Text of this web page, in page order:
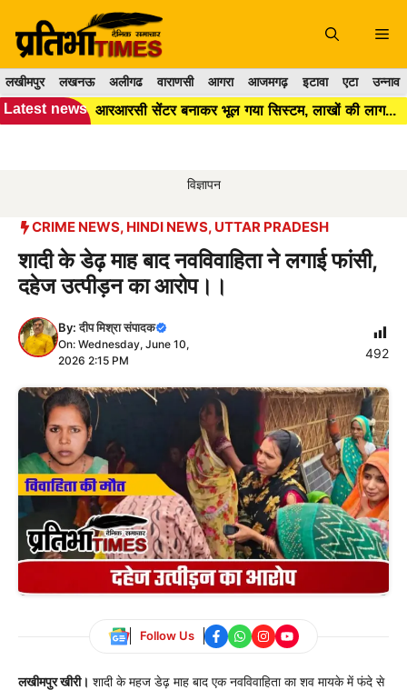
content
लखीमपुर लखनऊ अलीगढ वाराणसी आगरा आजमगढ़ इटावा एटा उन्नाव
Latest news आरआरसी सेंटर बनाकर भूल गया सिस्टम, लाखों की लागत के बाद भी कूड़ा प्रबंधन बेपटरी।।
विज्ञापन
CRIME NEWS, HINDI NEWS, UTTAR PRADESH
शादी के डेढ़ माह बाद नवविवाहिता ने लगाई फांसी,
दहेज उत्पीड़न का आरोप।।
By:दीप मिश्रा संपादक
On: Wednesday, June 10,
2026 2:15 PM
492
Follow Us
लखीमपुर खीरी। शादी के महज डेढ़ माह बाद एक नवविवाहिता का शव मायके में फंदे से